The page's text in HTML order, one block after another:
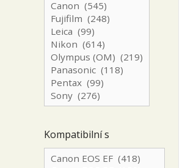
Kompatibilní s